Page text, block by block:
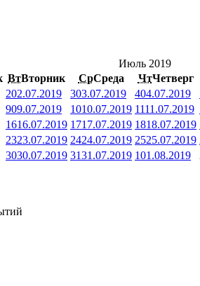
Июль 2019
ВтВторник СрСреда ЧтЧетверг
202.07.2019 303.07.2019 404.07.2019
909.07.2019 1010.07.2019 1111.07.2019
1616.07.2019 1717.07.2019 1818.07.2019
2323.07.2019 2424.07.2019 2525.07.2019
3030.07.2019 3131.07.2019 101.08.2019